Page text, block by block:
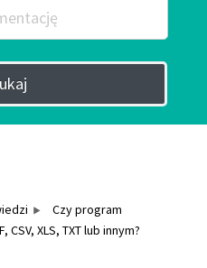
Czy program
XLS, TXT lub innym?